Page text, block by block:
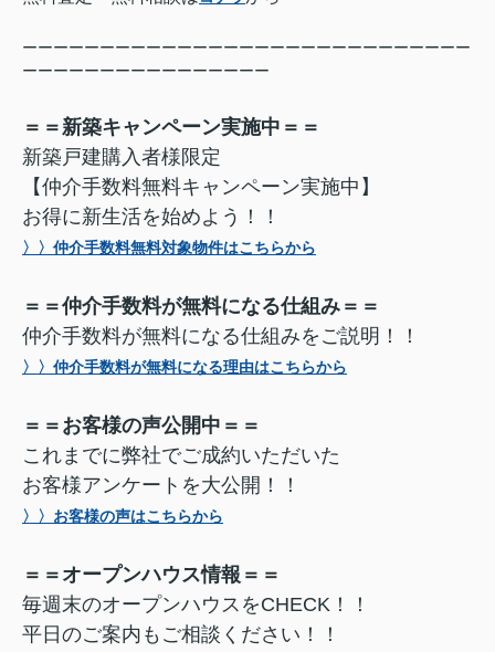
ーーーーーーーーーーーーーーーーーーーーーーーーーーーーー
ーーーーーーーーーーーーーーーー
＝＝新築キャンペーン実施中＝＝
新築戸建購入者様限定
【仲介手数料無料キャンペーン実施中】
お得に新生活を始めよう！！
〉〉仲介手数料無料対象物件はこちらから
＝＝仲介手数料が無料になる仕組み＝＝
仲介手数料が無料になる仕組みをご説明！！
〉〉仲介手数料が無料になる理由はこちらから
＝＝お客様の声公開中＝＝
これまでに弊社でご成約いただいた
お客様アンケートを大公開！！
〉〉お客様の声はこちらから
＝＝オープンハウス情報＝＝
毎週末のオープンハウスをCHECK！！
平日のご案内もご相談ください！！